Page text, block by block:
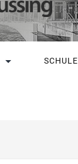
SCHULE